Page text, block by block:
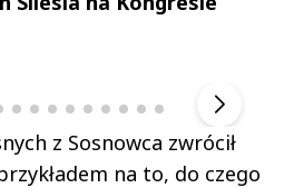
z Sosnowca zwrócił
na to, do czego